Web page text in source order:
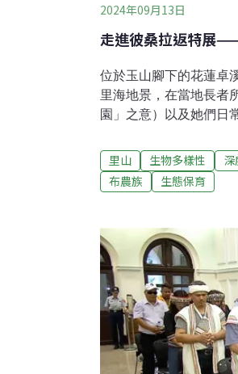
2024年09月13日
走進彼桑拉返特展
位於玉山腳下的花蓮卓
里海地景，在當地長者
園」之意）以及她們日
合作陪伴花蓮卓溪鄉卓
種，並推動接傳人計畫
立「布農豆豆班」，透
迪娜、Tina）的家庭菜
展「走進彼桑拉返－布
智慧本次展覽一大特色
耕地彼此鑲嵌的里山地
壤、地
里山 生物多樣性
布農族
生態保育